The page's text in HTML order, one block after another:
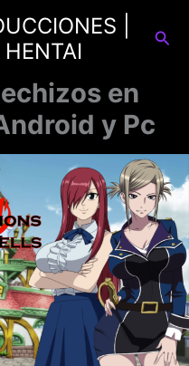
|
en
y Pc